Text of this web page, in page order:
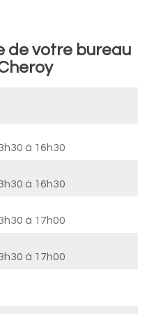
de votre bureau
à 16h30
à 16h30
à 17h00
à 17h00